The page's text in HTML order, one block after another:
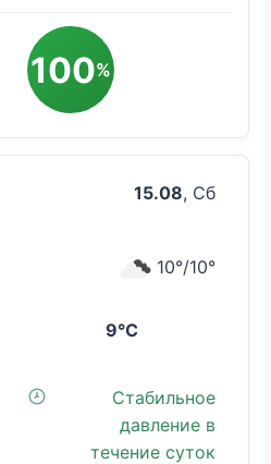
100%
15.08, Сб
10°/10°
9°C
Стабильное
давление в
течение суток